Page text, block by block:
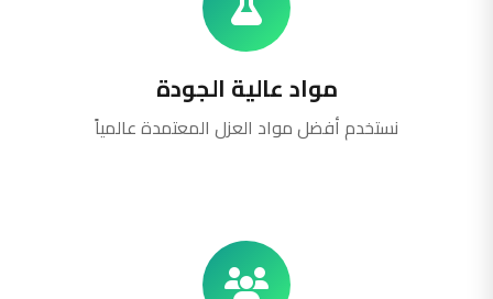
مواد عالية الجودة
نستخدم أفضل مواد العزل المعتمدة عالمياً